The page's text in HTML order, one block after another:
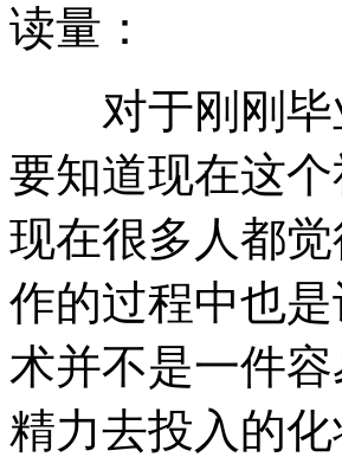
读量：
对于刚刚毕
要知道现在这
现在很多人都
作的过程中也
术并不是一件
精力去投入的